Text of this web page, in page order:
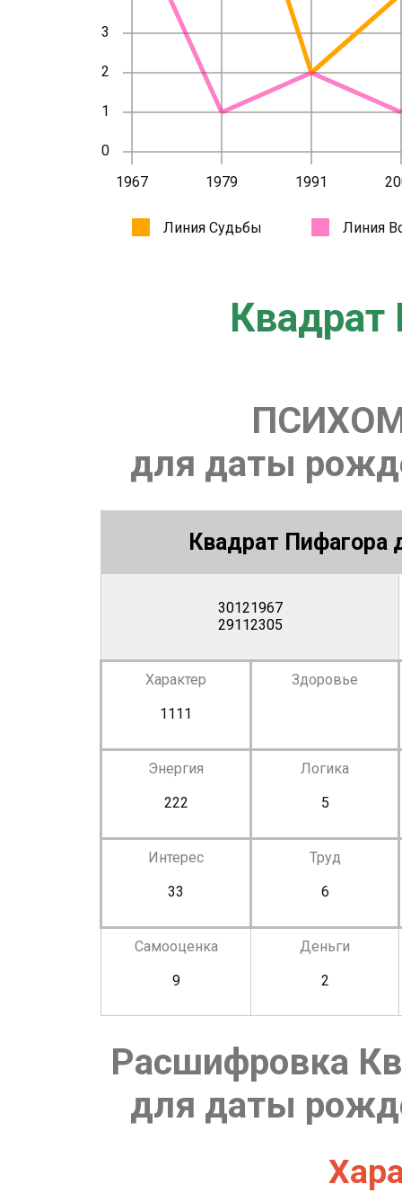
Квадрат
для даты
Квадрат Пифагора
30121967
29112305
Характер
1111
Здоровье
Энергия
222
Логика
5
Интерес
33
Труд
6
Самооценка
9
Деньги
2
Расшифровка
для даты